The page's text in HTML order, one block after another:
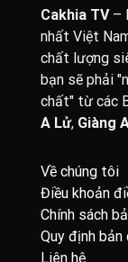
Cakhia TV–
nhất Việt
chất lượng
bạn sẽ phải
chất" từ các
A Lử, Giàng
Về chúng tôi
Điều khoản
Chính sách
Quy định bản
Liên hệ